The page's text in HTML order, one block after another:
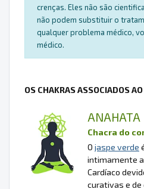
crenças. Eles não são
não podem substituir o
qualquer problema médico,
médico.
OS CHAKRAS ASSOCIADOS
ANAHATA
Chacra do
O jaspe verde
intimamente
Cardíaco
curativas e de